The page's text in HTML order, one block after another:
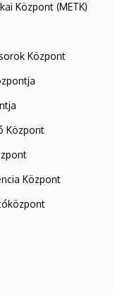
Központ (METK)
Központ
Központ
Központ